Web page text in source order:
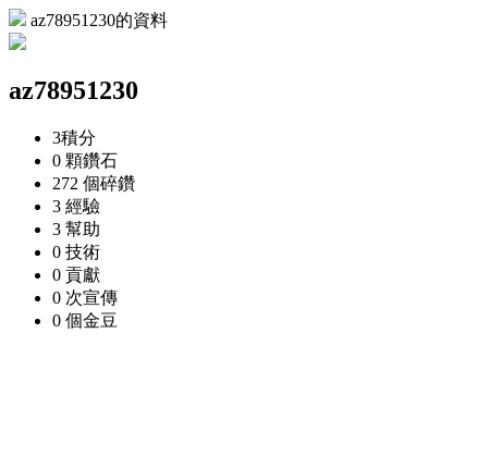
az78951230的資料
az78951230
3積分
0 顆鑽石
272 個碎鑽
3 經驗
3 幫助
0 技術
0 貢獻
0 次宣傳
0 個金豆